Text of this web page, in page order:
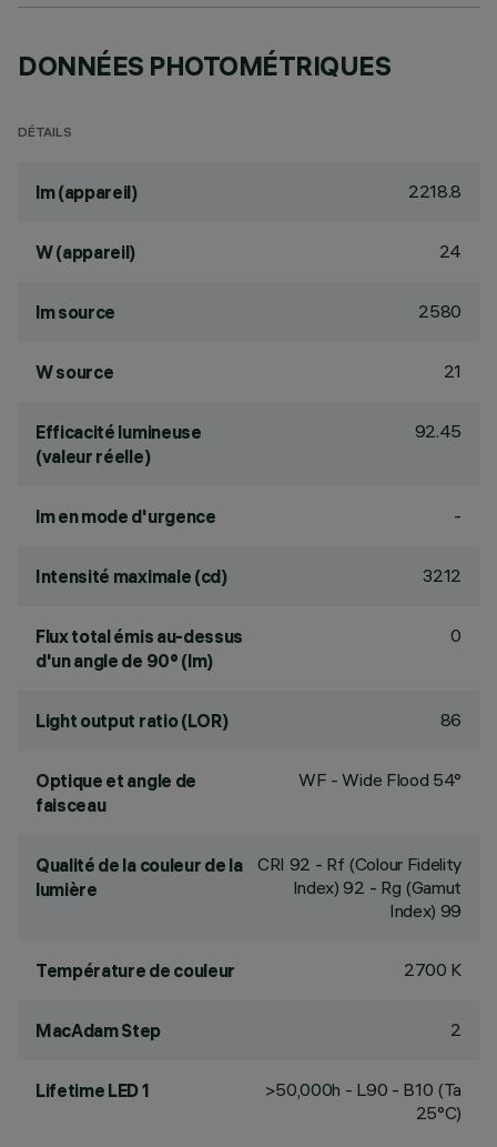
DONNÉES PHOTOMÉTRIQUES
DÉTAILS
lm (appareil) 2218.8
W (appareil) 24
lm source 2580
W source 21
Efficacité lumineuse
(valeur réelle)
92.45
lm en mode d'urgence -
Intensité maximale (cd) 3212
Flux total émis au-dessus
d'un angle de 90° (lm)
0
Light output ratio (LOR) 86
Optique et angle de
faisceau
WF - Wide Flood 54°
Qualité de la couleur de la
lumière
CRI 92 - Rf (Colour Fidelity
Index) 92 - Rg (Gamut
Index) 99
Température de couleur 2700 K
MacAdam Step 2
Lifetime LED 1
>50,000h - L90 - B10 (Ta
25°C)